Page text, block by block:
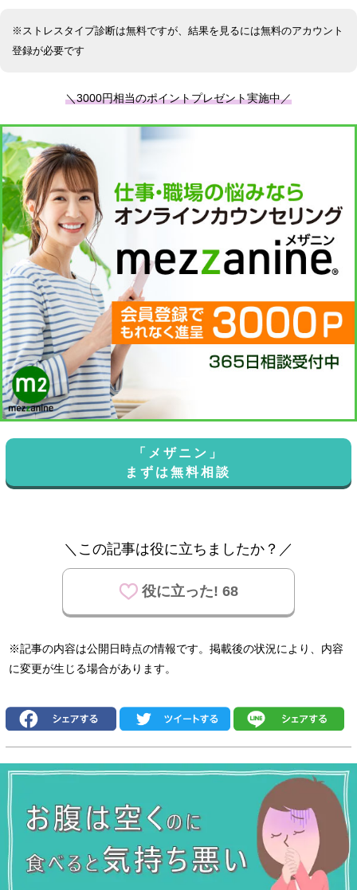
※ストレスタイプ診断は無料ですが、結果を見るには無料のアカウント
登録が必要です
＼3000円相当のポイントプレゼント実施中／
「メザニン」
まずは無料相談
＼この記事は役に立ちましたか？／
役に立った! 68
※記事の内容は公開日時点の情報です。掲載後の状況により、内容
に変更が生じる場合があります。